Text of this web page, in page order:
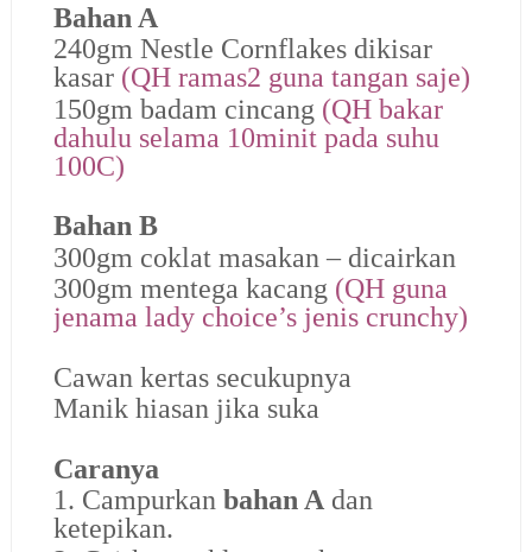
Bahan A
240gm Nestle Cornflakes dikisar
kasar (QH ramas2 guna tangan saje)
150gm badam cincang (QH bakar
dahulu selama 10minit pada suhu
100C)
Bahan B
300gm coklat masakan – dicairkan
300gm mentega kacang (QH guna
jenama lady choice’s jenis crunchy)
Cawan kertas secukupnya
Manik hiasan jika suka
Caranya
1. Campurkan bahan Adan
ketepikan.